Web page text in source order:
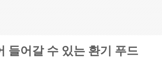
들어갈 수 있는 환기 푸드